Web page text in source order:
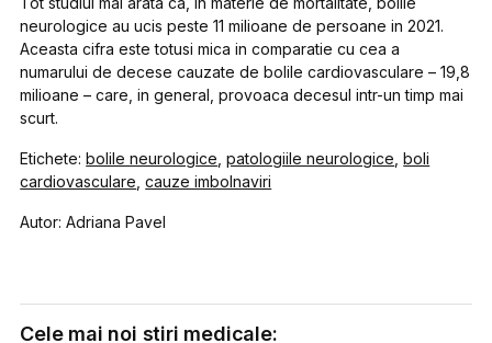
neurologice au ucis peste 11 milioane de persoane in 2021.
Aceasta cifra este totusi mica in comparatie cu cea a
numarului de decese cauzate de bolile cardiovasculare – 19,8
milioane – care, in general, provoaca decesul intr-un timp mai
scurt.
Etichete:bolile neurologice ,patologiile neurologice ,boli
cardiovasculare ,cauze imbolnaviri
Autor: Adriana Pavel
Cele mai noi stiri medicale: